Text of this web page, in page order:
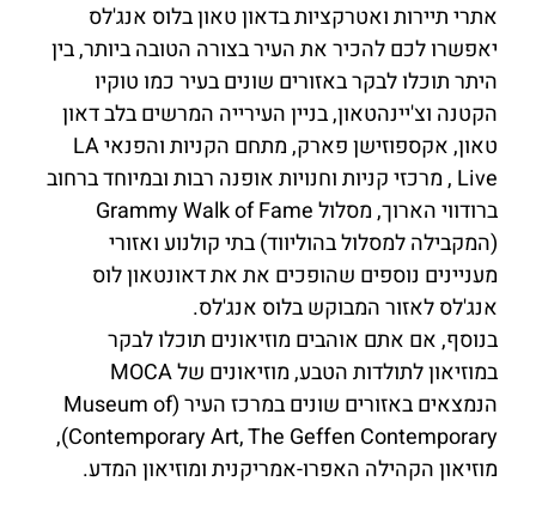
אתרי תיירות ואטרקציות בדאון טאון בלוס אנג'לס
יאפשרו לכם להכיר את העיר בצורה הטובה ביותר, בין
היתר תוכלו לבקר באזורים שונים בעיר כמו טוקיו
הקטנה וצ'יינהטאון, בניין העירייה המרשים בלב דאון
טאון, אקספוזישן פארק, מתחם הקניות והפנאי LA
Live , מרכזי קניות וחנויות אופנה רבות ובמיוחד ברחוב
ברודווי הארוך, מסלול Grammy Walk of Fame
(המקבילה למסלול בהוליווד) בתי קולנוע ואזורי
מעניינים נוספים שהופכים את את דאונטאון לוס
אנג'לס לאזור המבוקש בלוס אנג'לס.
בנוסף, אם אתם אוהבים מוזיאונים תוכלו לבקר
במוזיאון לתולדות הטבע, מוזיאונים של MOCA
הנמצאים באזורים שונים במרכז העיר (Museum of
Contemporary Art, The Geffen Contemporary),
מוזיאון הקהילה האפרו-אמריקנית ומוזיאון המדע.